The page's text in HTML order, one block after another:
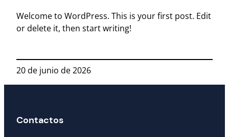
Welcome to WordPress. This is your first post. Edit
or delete it, then start writing!
20 de junio de 2026
Contactos